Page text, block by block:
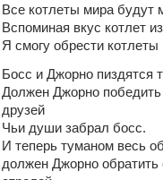
Все котлеты мира будут
Вспоминая вкус котлет
Я смогу обрести
Босс и Джорно пиздятся
Должен Джорно
друзей
Чьи души забрал босс.
И теперь туманом весь
должен Джорно обратить